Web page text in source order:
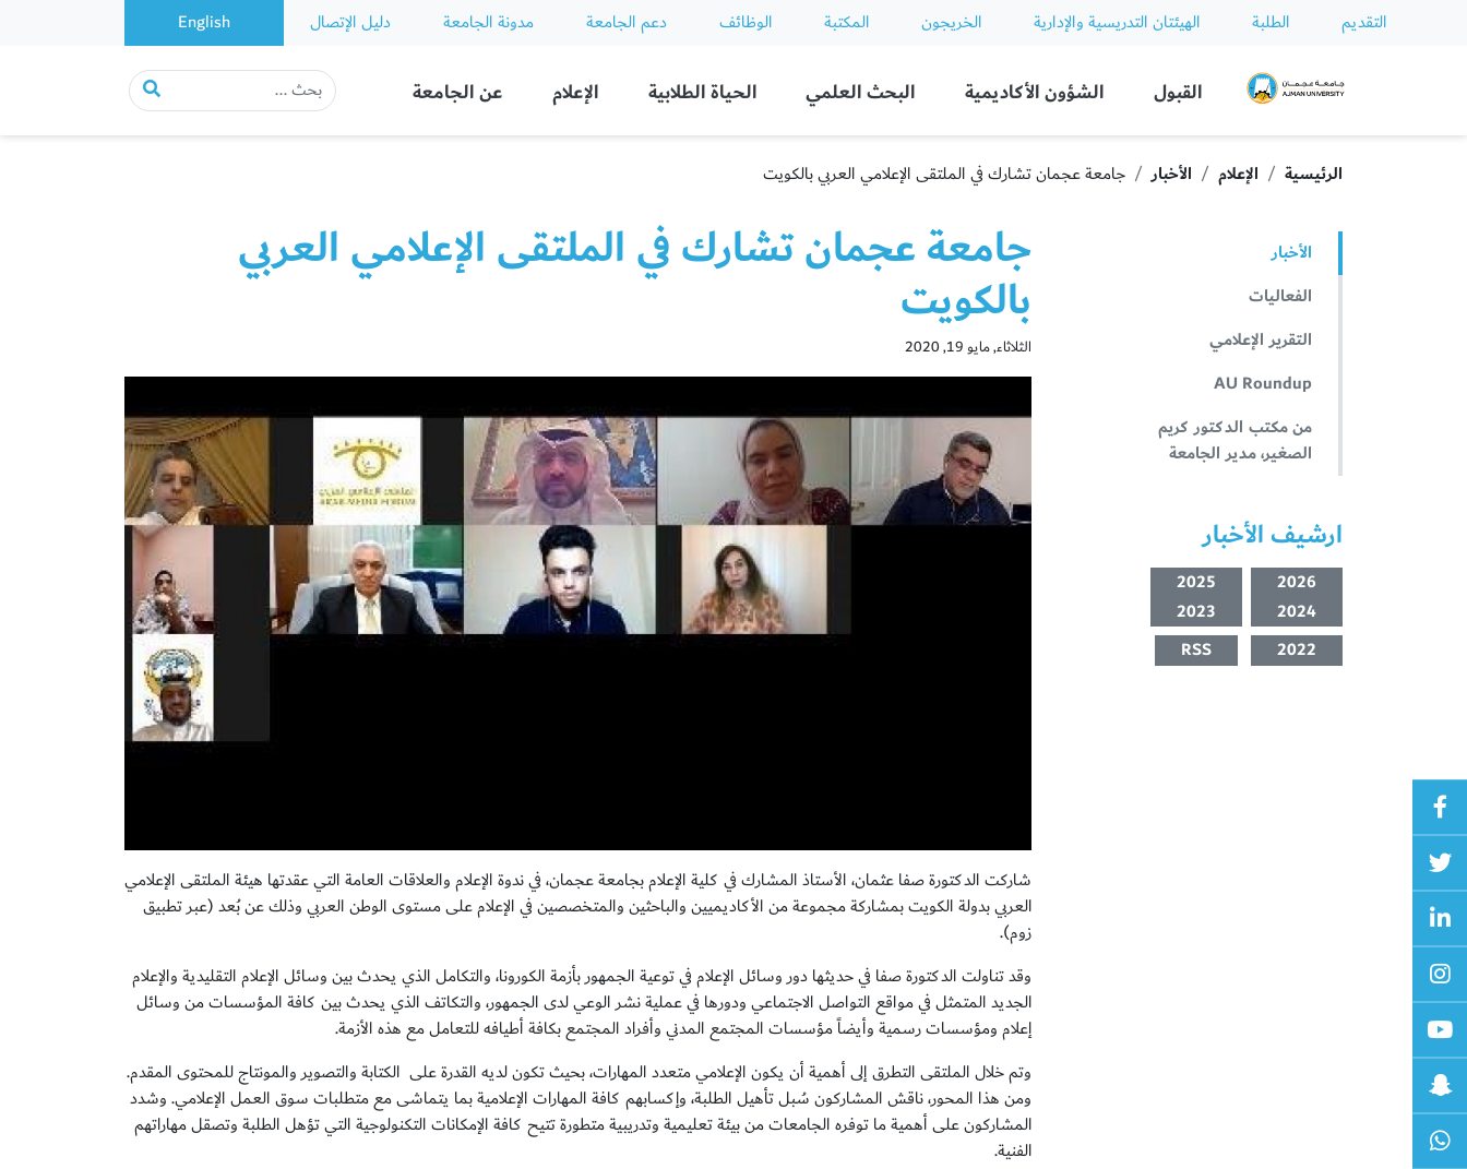
التقديم الطلبة الهيئتان التدريسية والإدارية الخريجون المكتبة الوظائف دعم الجامعة مدونة الجامعة دليل الإتصال English
Ajman University
القبول الشؤون الأكاديمية البحث العلمي الحياة الطلابية الإعلام عن الجامعة
الرئيسية الإعلام الأخبار جامعة عجمان تشارك في الملتقى الإعلامي العربي بالكويت
الأخبار
الفعاليات
التقرير الإعلامي
AU Roundup
من مكتب الدكتور كريم
الصغير، مدير الجامعة
ارشيف الأخبار
2026
2025
2024
2023
2022
RSS
جامعة عجمان تشارك في الملتقى الإعلامي العربي
بالكويت
الثلاثاء, مايو 19, 2020
شاركت الدكتورة صفا عثمان، الأستاذ المشارك في كلية الإعلام بجامعة عجمان، في ندوة الإعلام والعلاقات العامة التي عقدتها هيئة الملتقى الإعلامي
العربي بدولة الكويت بمشاركة مجموعة من الأكاديميين والباحثين والمتخصصين في الإعلام على مستوى الوطن العربي وذلك عن بُعد (عبر تطبيق
زوم).
وقد تناولت الدكتورة صفا في حديثها دور وسائل الإعلام في توعية الجمهور بأزمة الكورونا، والتكامل الذي يحدث بين وسائل الإعلام التقليدية والإعلام
الجديد المتمثل في مواقع التواصل الاجتماعي ودورها في عملية نشر الوعي لدى الجمهور، والتكاتف الذي يحدث بين كافة المؤسسات من وسائل
إعلام ومؤسسات رسمية وأيضاً مؤسسات المجتمع المدني وأفراد المجتمع بكافة أطيافه للتعامل مع هذه الأزمة.
وتم خلال الملتقى التطرق إلى أهمية أن يكون الإعلامي متعدد المهارات، بحيث تكون لديه القدرة على الكتابة والتصوير والمونتاج للمحتوى المقدم.
ومن هذا المحور، ناقش المشاركون سُبل تأهيل الطلبة، وإكسابهم كافة المهارات الإعلامية بما يتماشى مع متطلبات سوق العمل الإعلامي. وشدد
المشاركون على أهمية ما توفره الجامعات من بيئة تعليمية وتدريبية متطورة تتيح كافة الإمكانات التكنولوجية التي تؤهل الطلبة وتصقل مهاراتهم
الفنية.